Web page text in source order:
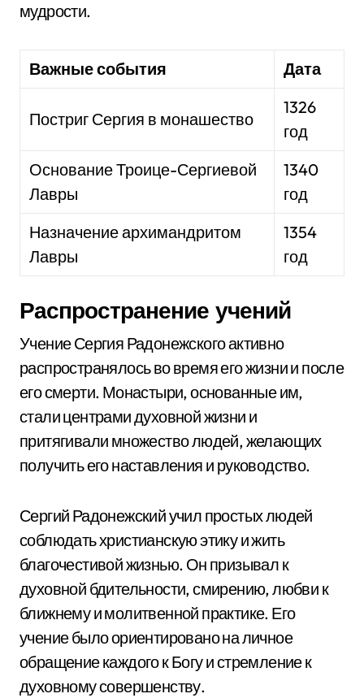
мудрости.
Важные события Дата
Постриг Сергия в монашество
1326
год
Основание Троице-Сергиевой
Лавры
1340
год
Назначение архимандритом
Лавры
1354
год
Распространение учений
Учение Сергия Радонежского активно
распространялось во время его жизни и после
его смерти. Монастыри, основанные им,
стали центрами духовной жизни и
притягивали множество людей, желающих
получить его наставления и руководство.
Сергий Радонежский учил простых людей
соблюдать христианскую этику и жить
благочестивой жизнью. Он призывал к
духовной бдительности, смирению, любви к
ближнему и молитвенной практике. Его
учение было ориентировано на личное
обращение каждого к Богу и стремление к
духовному совершенству.